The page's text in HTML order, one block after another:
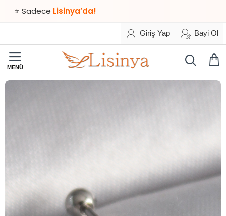
Lisinya’da!
Giriş Yap Bayi Ol